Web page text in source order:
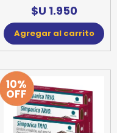
$U 1.950
Agregar al carrito
10%
OFF